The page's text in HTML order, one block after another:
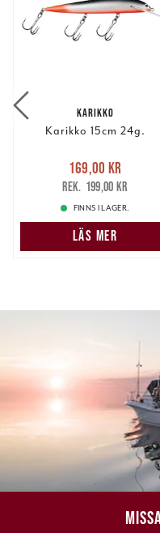
KARIKKO
Karikko 15cm 24g.
Nuvarande pris
169,00 krTidigare pris
199,00 kr
169,00 kr
199,00 kr
FINNS I LAGER.
LÄS MER